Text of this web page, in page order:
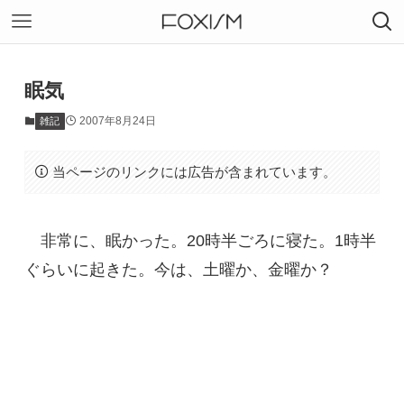
眠気
雑記 2007年8月24日
当ページのリンクには広告が含まれています。
非常に、眠かった。20時半ごろに寝た。1時半
ぐらいに起きた。今は、土曜か、金曜か？